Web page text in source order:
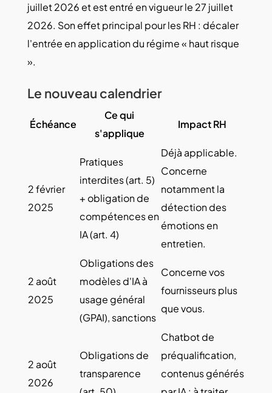
juillet 2026 et est entré en vigueur le 27 juillet
2026. Son effet principal pour les RH : décaler
l'entrée en application du régime « haut risque
».
Le nouveau calendrier
Échéance
Ce qui
s'applique
Impact RH
2 février
2025
Pratiques
interdites (art. 5)
+ obligation de
compétences en
IA (art. 4)
Déjà applicable.
Concerne
notamment la
détection des
émotions en
entretien.
2 août
2025
Obligations des
modèles d'IA à
usage général
(GPAI), sanctions
Concerne vos
fournisseurs plus
que vous.
2 août
2026
Obligations de
transparence
Chatbot de
préqualification,
contenus générés